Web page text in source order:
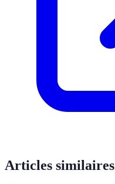
Articles similaires